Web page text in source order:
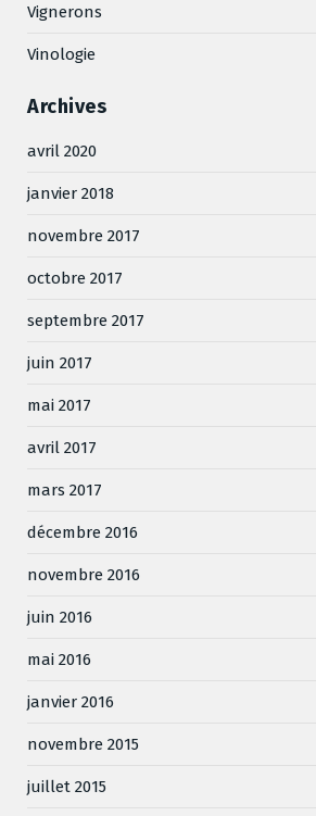
Vignerons
Vinologie
Archives
avril 2020
janvier 2018
novembre 2017
octobre 2017
septembre 2017
juin 2017
mai 2017
avril 2017
mars 2017
décembre 2016
novembre 2016
juin 2016
mai 2016
janvier 2016
novembre 2015
juillet 2015